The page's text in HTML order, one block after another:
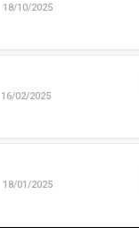
18/10/2025
16/02/2025
18/01/2025